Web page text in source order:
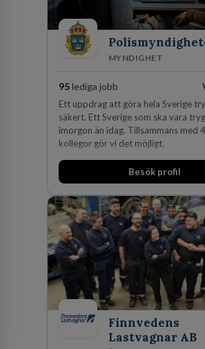
MYNDIGHET
95lediga jobb
Ett uppdrag att göra hela Sverige
säkert. Ett Sverige som ska vara
imorgon än idag. Tillsammans med
kollegor gör vi det möjligt.
Besök profil
Finnvedens
Lastvagnar AB